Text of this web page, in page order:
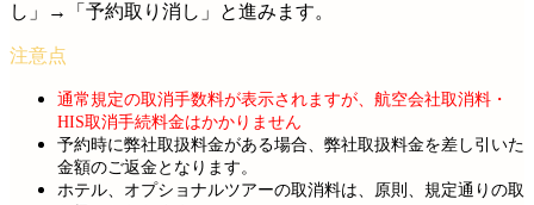
し」→「予約取り消し」と進みます。
通常規定の取消手数料が表示されますが、航空会社取消料・
HIS取消手続料金はかかりません
予約時に弊社取扱料金がある場合、弊社取扱料金を差し引いた
金額のご返金となります。
ホテル、オプショナルツアーの取消料は、原則、規定通りの取